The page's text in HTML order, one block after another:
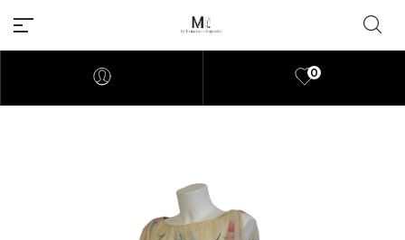
Millions of people around the
world visit Envato to buy and
sell creative assets, use smart
0